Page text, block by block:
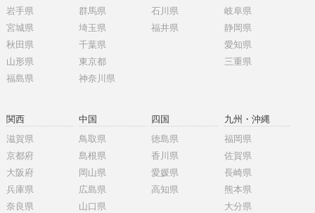
岩手県
宮城県
秋田県
山形県
福島県
群馬県
埼玉県
千葉県
東京都
神奈川県
石川県
福井県
岐阜県
静岡県
愛知県
三重県
関西
滋賀県
京都府
大阪府
兵庫県
奈良県
中国
鳥取県
島根県
岡山県
広島県
山口県
四国
徳島県
香川県
愛媛県
高知県
九州・沖縄
福岡県
佐賀県
長崎県
熊本県
大分県